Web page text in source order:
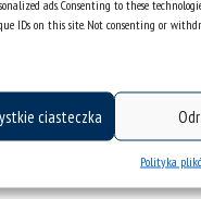
ads. Consenting to these
IDs on this site. Not consenting or
ciasteczka
Polityka
oraz wiele innych